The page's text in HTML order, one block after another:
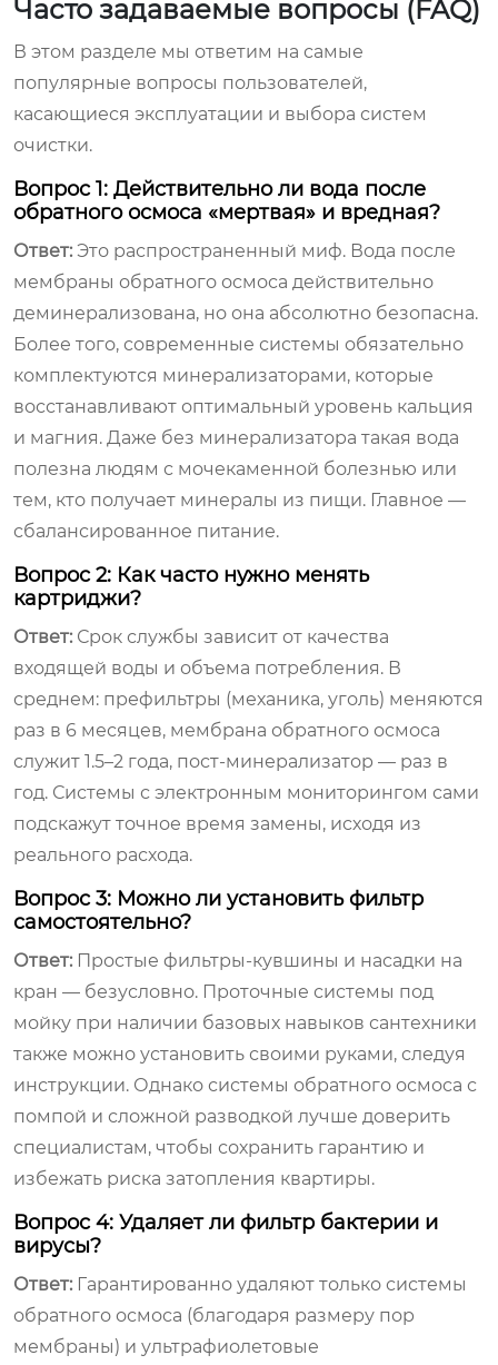
Часто задаваемые вопросы (FAQ)
В этом разделе мы ответим на самые
популярные вопросы пользователей,
касающиеся эксплуатации и выбора систем
очистки.
Вопрос 1: Действительно ли вода после
обратного осмоса «мертвая» и вредная?
Ответ: Это распространенный миф. Вода после
мембраны обратного осмоса действительно
деминерализована, но она абсолютно безопасна.
Более того, современные системы обязательно
комплектуются минерализаторами, которые
восстанавливают оптимальный уровень кальция
и магния. Даже без минерализатора такая вода
полезна людям с мочекаменной болезнью или
тем, кто получает минералы из пищи. Главное —
сбалансированное питание.
Вопрос 2: Как часто нужно менять
картриджи?
Ответ: Срок службы зависит от качества
входящей воды и объема потребления. В
среднем: префильтры (механика, уголь) меняются
раз в 6 месяцев, мембрана обратного осмоса
служит 1.5–2 года, пост-минерализатор — раз в
год. Системы с электронным мониторингом сами
подскажут точное время замены, исходя из
реального расхода.
Вопрос 3: Можно ли установить фильтр
самостоятельно?
Ответ: Простые фильтры-кувшины и насадки на
кран — безусловно. Проточные системы под
мойку при наличии базовых навыков сантехники
также можно установить своими руками, следуя
инструкции. Однако системы обратного осмоса с
помпой и сложной разводкой лучше доверить
специалистам, чтобы сохранить гарантию и
избежать риска затопления квартиры.
Вопрос 4: Удаляет ли фильтр бактерии и
вирусы?
Ответ: Гарантированно удаляют только системы
обратного осмоса (благодаря размеру пор
мембраны) и ультрафиолетовые